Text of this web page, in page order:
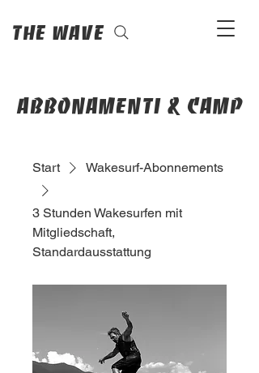
The Wave
abbonamenti & camp
Start Wakesurf-Abonnements
3 Stunden Wakesurfen mit
Mitgliedschaft,
Standardausstattung